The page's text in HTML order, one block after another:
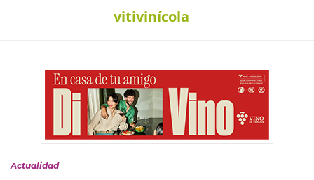
vitivinícola
Actualidad